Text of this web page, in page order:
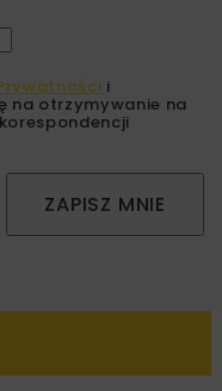
i
na otrzymywanie na
ZAPISZ MNIE